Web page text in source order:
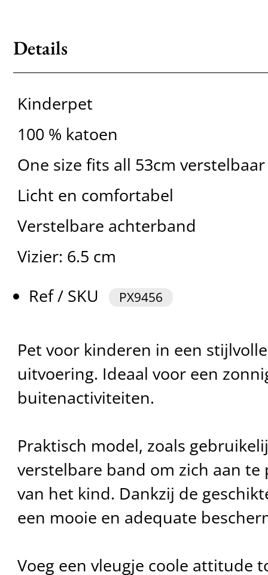
Details
Kinderpet
100 % katoen
One size fits all 53cm
Licht en comfortabel
Verstelbare achterband
Vizier: 6.5 cm
Ref / SKU
PX9456
Pet voor kinderen in een
uitvoering. Ideaal voor een
buitenactiviteiten.
Praktisch model, zoals
verstelbare band om zich aan te
van het kind. Dankzij de
een mooie en adequate
Voeg een vleugje coole attitude